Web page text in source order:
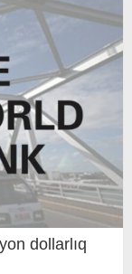
dollarlıq